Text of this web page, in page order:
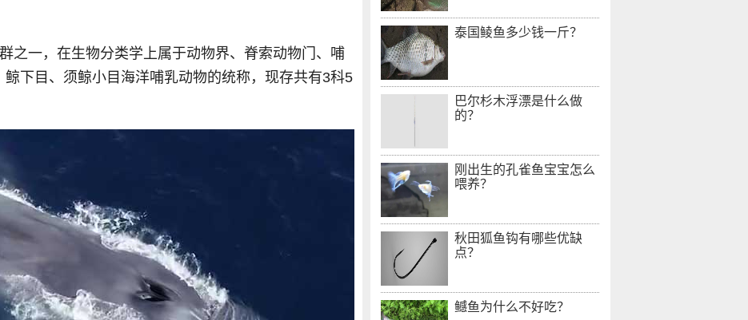
之一，在生物分类学上属于动物界、脊索动物门、哺
下目、须鲸小目海洋哺乳动物的统称，现存共有3科5
泰国鲮鱼多少钱一斤？
巴尔杉木浮漂是什么做
的？
刚出生的孔雀鱼宝宝怎么
喂养？
秋田狐鱼钩有哪些优缺
点？
鳡鱼为什么不好吃？